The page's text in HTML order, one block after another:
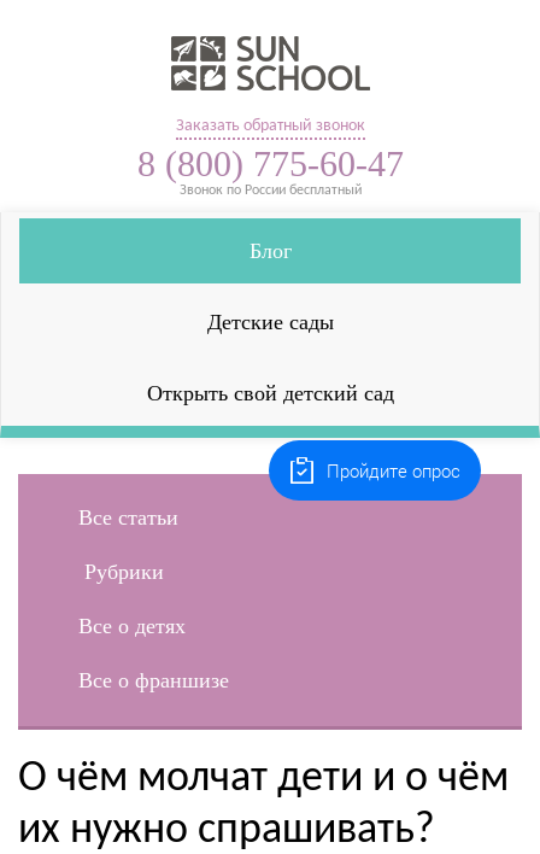
Заказать обратный звонок
8 (800) 775-60-47
Звонок по России бесплатный
Блог
Детские сады
Открыть свой детский сад
Все статьи
Рубрики
Все о детях
Все о франшизе
О чём молчат дети и о чём
их нужно спрашивать?
Пройдите опрос